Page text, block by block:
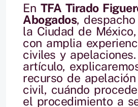
En TFA Tirado
Abogados,
la Ciudad de
con amplia
civiles y
artículo,
recurso de
civil, cuándo
el procedimiento a